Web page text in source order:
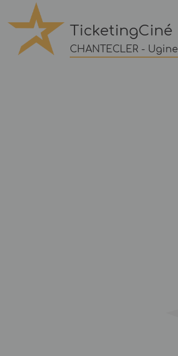
TicketingCiné
CHANTECLER - Ugine